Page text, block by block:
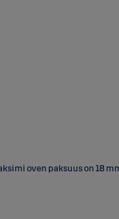
oven paksuus on